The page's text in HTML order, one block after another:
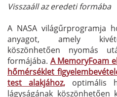
Visszaáll az eredeti formába
A NASA világűrprogramja
anyagot, amely
köszönhetően nyomás
formájába. A MemoryFoam
hőmérséklet
test alakjához,optimális
lágyságának